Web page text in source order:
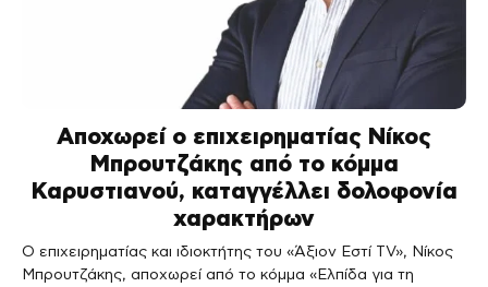
Αποχωρεί ο επιχειρηματίας Νίκος
Μπρουτζάκης από το κόμμα
Καρυστιανού, καταγγέλλει δολοφονία
χαρακτήρων
Ο επιχειρηματίας και ιδιοκτήτης του «Άξιον Εστί TV», Νίκος
Μπρουτζάκης, αποχωρεί από το κόμμα «Ελπίδα για τη